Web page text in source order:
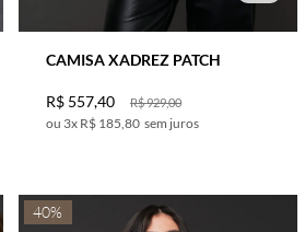
CAMISA XADREZ PATCH
R$929,00
R$ 557,40
3x R$ 185,80 sem juros
40%